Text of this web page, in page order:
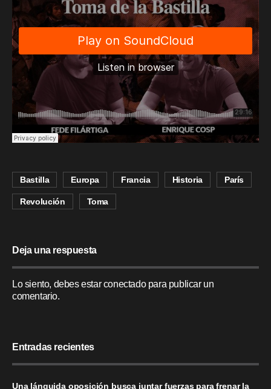
Bastilla Europa Francia Historia París
Revolución Toma
Deja una respuesta
Lo siento, debes estarconectadopara publicar un
comentario.
Entradas recientes
Una lánguida oposición busca juntar fuerzas para frenar la